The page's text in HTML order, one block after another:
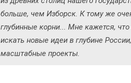
больше, чем Изборск. К тому же
глубинные корни... Мне кажется,
искать новые идеи в глубине
масштабные проекты.